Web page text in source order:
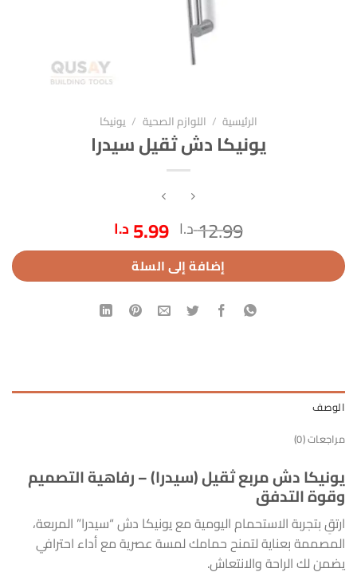
الرئيسية / اللوازم الصحية / يونيكا
يونيكا دش ثقيل سيدرا
12.99د.ا السعر
الأصلي
هو:
12.99 د.ا.
5.99 د.االسعر
الحالي
5.99 د.ا.
إضافة إلى السلة
الوصف
مراجعات (0)
يونيكا دش مربع ثقيل (سيدرا) – رفاهية التصميم
وقوة التدفق
ارتقِ بتجربة الاستحمام اليومية مع يونيكا دش “سيدرا” المربعة،
المصممة بعناية لتمنح حمامك لمسة عصرية مع أداء احترافي
يضمن لك الراحة والانتعاش.